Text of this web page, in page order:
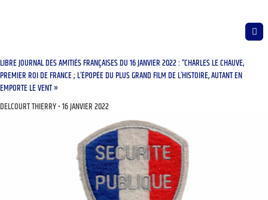
LIBRE JOURNAL DES AMITIÉS FRANÇAISES DU 16 JANVIER 2022 : “CHARLES LE CHAUVE,
PREMIER ROI DE FRANCE ; L’ÉPOPÉE DU PLUS GRAND FILM DE L’HISTOIRE, AUTANT EN
EMPORTE LE VENT »
DELCOURT THIERRY 16 JANVIER 2022